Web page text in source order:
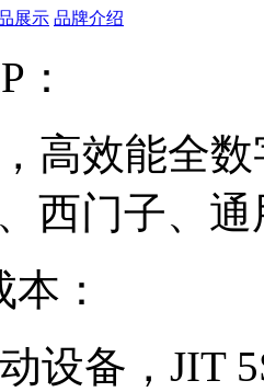
展示 品牌介绍
：
高效能全
西门子、
：
设备，JIT